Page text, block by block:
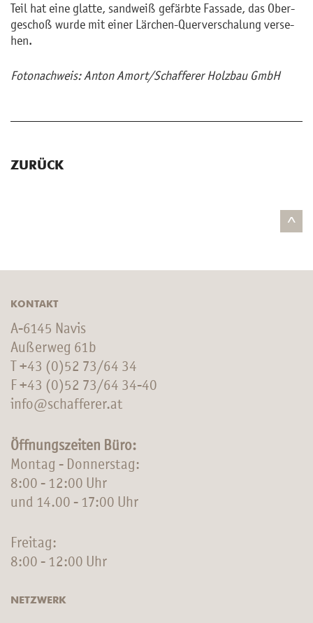
Teil hat eine glat­te, sand­weiß ge­färb­te Fas­sa­de, das Ober­
ge­schoß wurde mit einer Lär­chen-Quer­ver­scha­lung ver­se­
hen.
Fo­to­nach­weis: Anton Amort/Schaf­fe­rer Holz­bau GmbH
ZURÜCK
^
KONTAKT
A-6145 Navis
Außerweg 61b
T +43 (0)52 73/64 34
F +43 (0)52 73/64 34-40
info@schafferer.at
Öffnungszeiten Büro:
Montag - Donnerstag:
8:00 - 12:00 Uhr
und 14.00 - 17:00 Uhr
Freitag:
8:00 - 12:00 Uhr
NETZWERK